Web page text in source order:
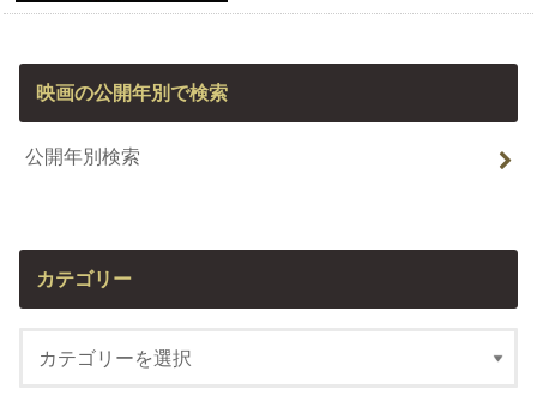
映画の公開年別で検索
公開年別検索
カテゴリー